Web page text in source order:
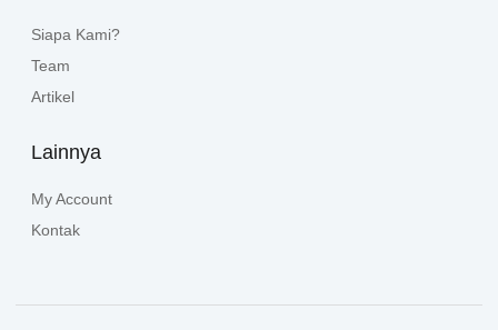
Siapa Kami?
Team
Artikel
Lainnya
My Account
Kontak